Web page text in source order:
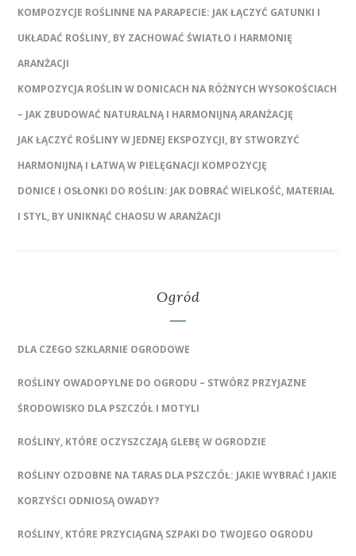
KOMPOZYCJE ROŚLINNE NA PARAPECIE: JAK ŁĄCZYĆ GATUNKI I
UKŁADAĆ ROŚLINY, BY ZACHOWAĆ ŚWIATŁO I HARMONIĘ
ARANŻACJI
KOMPOZYCJA ROŚLIN W DONICACH NA RÓŻNYCH WYSOKOŚCIACH
– JAK ZBUDOWAĆ NATURALNĄ I HARMONIJNĄ ARANŻACJĘ
JAK ŁĄCZYĆ ROŚLINY W JEDNEJ EKSPOZYCJI, BY STWORZYĆ
HARMONIJNĄ I ŁATWĄ W PIELĘGNACJI KOMPOZYCJĘ
DONICE I OSŁONKI DO ROŚLIN: JAK DOBRAĆ WIELKOŚĆ, MATERIAŁ
I STYL, BY UNIKNĄĆ CHAOSU W ARANŻACJI
Ogród
DLA CZEGO SZKLARNIE OGRODOWE
ROŚLINY OWADOPYLNE DO OGRODU – STWÓRZ PRZYJAZNE
ŚRODOWISKO DLA PSZCZÓŁ I MOTYLI
ROŚLINY, KTÓRE OCZYSZCZAJĄ GLEBĘ W OGRODZIE
ROŚLINY OZDOBNE NA TARAS DLA PSZCZÓŁ: JAKIE WYBRAĆ I JAKIE
KORZYŚCI ODNIOSĄ OWADY?
ROŚLINY, KTÓRE PRZYCIĄGNĄ SZPAKI DO TWOJEGO OGRODU